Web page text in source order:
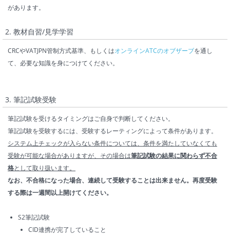
があります。
2. 教材自習/見学学習
CRCやVATJPN管制方式基準、もしくはオンラインATCのオブザーブを通し
て、必要な知識を身につけてください。
3. 筆記試験受験
筆記試験を受けるタイミングはご自身で判断してください。
筆記試験を受験するには、受験するレーティングによって条件があります。
システム上チェックが入らない条件については、条件を満たしていなくても
受験が可能な場合がありますが、その場合は筆記試験の結果に関わらず不合
格として取り扱います。
なお、不合格になった場合、連続して受験することは出来ません。再度受験
する際は一週間以上開けてください。
S2筆記試験
CID連携が完了していること